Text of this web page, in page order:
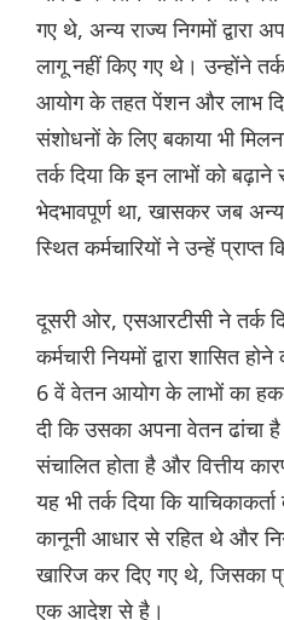
गए थे, अन्य राज्य निगमों द्वारा
लागू नहीं किए गए थे। उन्होंने
आयोग के तहत पेंशन और लाभ
संशोधनों के लिए बकाया भी
तर्क दिया कि इन लाभों को
भेदभावपूर्ण था, खासकर जब
स्थित कर्मचारियों ने उन्हें प्राप्त
दूसरी ओर, एसआरटीसी ने तर्क
कर्मचारी नियमों द्वारा शासित
6 वें वेतन आयोग के लाभों का
दी कि उसका अपना वेतन ढांचा है
संचालित होता है और वित्तीय
यह भी तर्क दिया कि याचिकाकर्ता
कानूनी आधार से रहित थे और
खारिज कर दिए गए थे,
एक आदेश से है।